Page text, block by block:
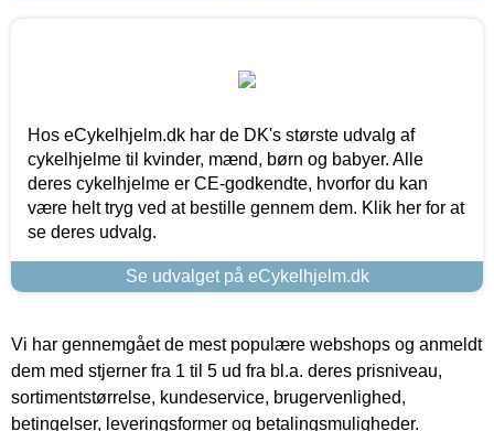
Hos eCykelhjelm.dk har de DK's største udvalg af
cykelhjelme til kvinder, mænd, børn og babyer. Alle
deres cykelhjelme er CE-godkendte, hvorfor du kan
være helt tryg ved at bestille gennem dem. Klik her for at
se deres udvalg.
Se udvalget på eCykelhjelm.dk
Vi har gennemgået de mest populære webshops og anmeldt
dem med stjerner fra 1 til 5 ud fra bl.a. deres prisniveau,
sortimentstørrelse, kundeservice, brugervenlighed,
betingelser, leveringsformer og betalingsmuligheder.